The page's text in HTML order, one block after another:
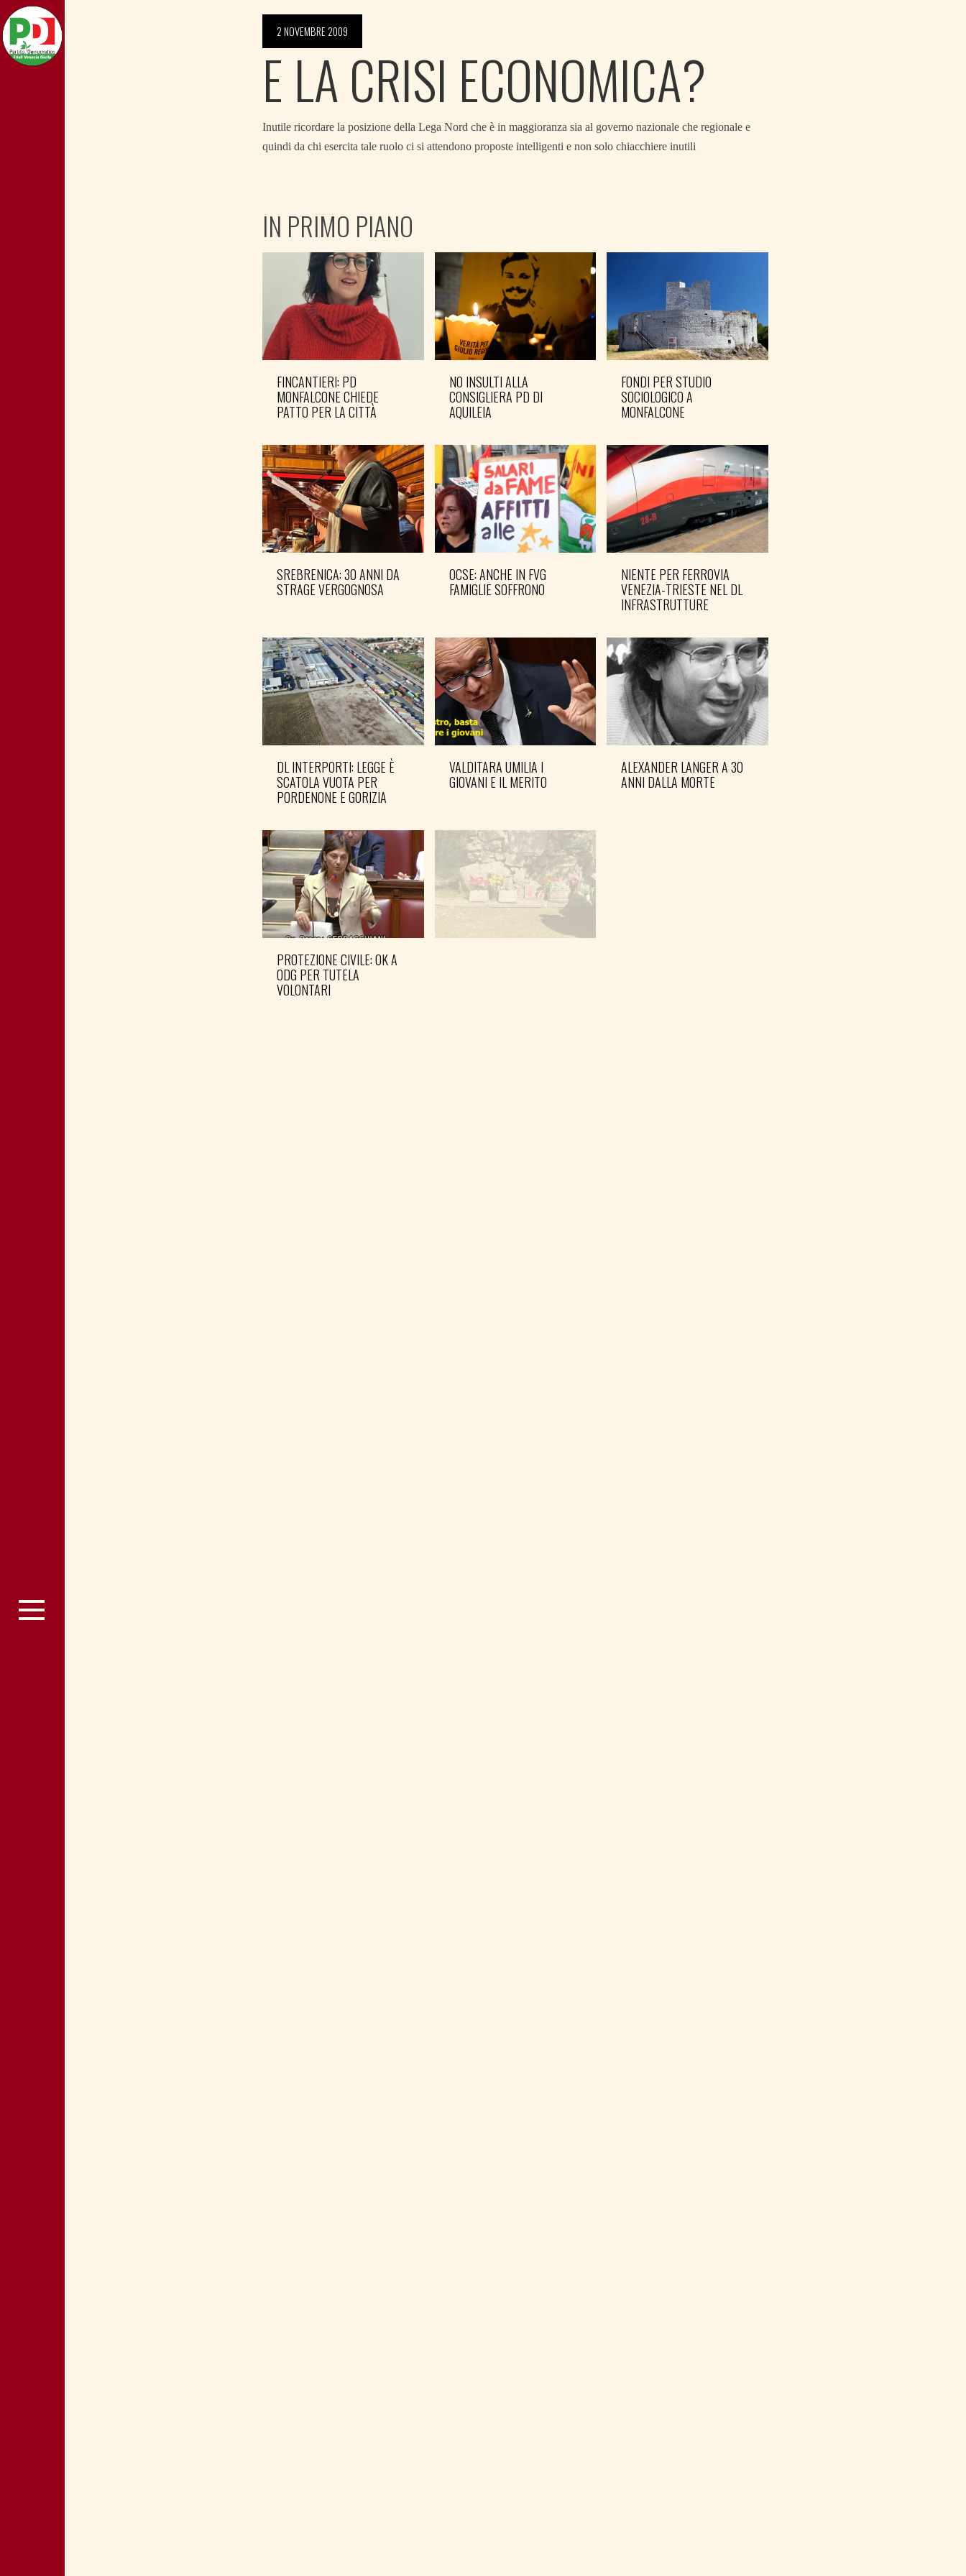
2 NOVEMBRE 2009
E LA CRISI ECONOMICA?
Inutile ricordare la posizione della Lega Nord che è in maggioranza sia al governo nazionale che regionale e
quindi da chi esercita tale ruolo ci si attendono proposte intelligenti e non solo chiacchiere inutili
IN PRIMO PIANO
FINCANTIERI: PD
MONFALCONE CHIEDE
PATTO PER LA CITTÀ
NO INSULTI ALLA
CONSIGLIERA PD DI
AQUILEIA
FONDI PER STUDIO
SOCIOLOGICO A
MONFALCONE
SREBRENICA: 30 ANNI DA
STRAGE VERGOGNOSA
OCSE: ANCHE IN FVG
FAMIGLIE SOFFRONO
NIENTE PER FERROVIA
VENEZIA-TRIESTE NEL DL
INFRASTRUTTURE
DL INTERPORTI: LEGGE È
SCATOLA VUOTA PER
PORDENONE E GORIZIA
VALDITARA UMILIA I
GIOVANI E IL MERITO
ALEXANDER LANGER A 30
ANNI DALLA MORTE
PROTEZIONE CIVILE: OK A
ODG PER TUTELA
VOLONTARI